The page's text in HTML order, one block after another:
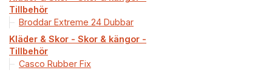
Tillbehör
Broddar Extreme 24 Dubbar
Kläder & Skor - Skor & kängor -
Tillbehör
Casco Rubber Fix